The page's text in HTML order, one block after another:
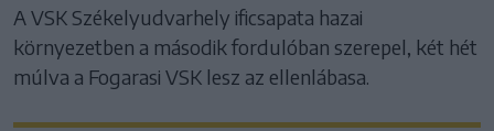
A VSK Székelyudvarhely ificsapata hazai
környezetben a második fordulóban szerepel, két hét
múlva a Fogarasi VSK lesz az ellenlábasa.